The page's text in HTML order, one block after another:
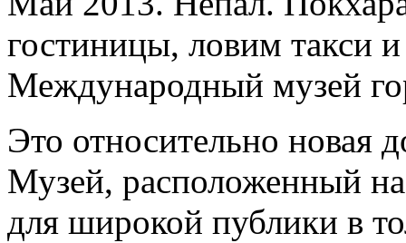
гостиницы, ловим такси
Международный музей
Это относительно новая
Музей, расположенный
для широкой публики в